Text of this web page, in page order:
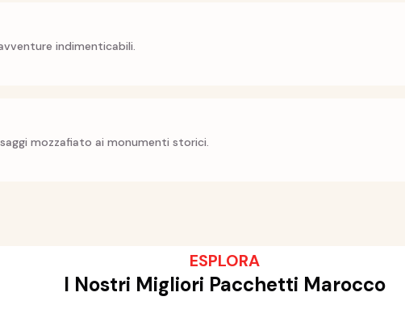
indimenticabili.
mozzafiato ai monumenti storici.
ESPLORA
I Nostri Migliori Pacchetti Marocco